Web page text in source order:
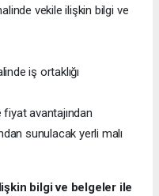
vekile ilişkin bilgi ve
iş ortaklığı
avantajından
sunulacak yerli malı
bilgi ve belgeler ile